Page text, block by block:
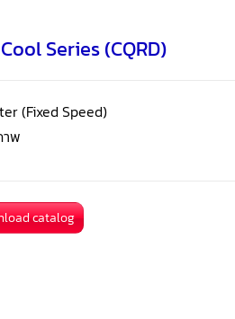
Series (CQRD)
(Fixed Speed)
าพ
catalog